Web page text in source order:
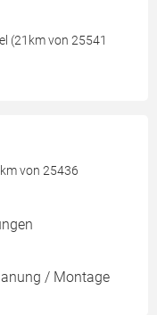
(21km von 25541
von 25436
/ Montage